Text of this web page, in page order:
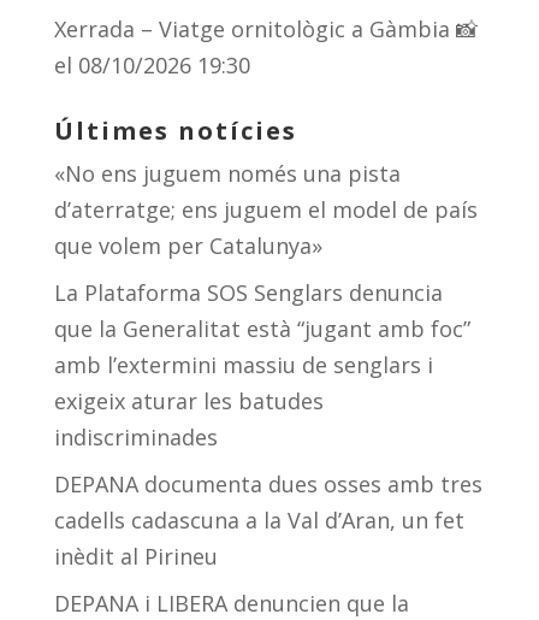
Xerrada – Viatge ornitològic a Gàmbia 📸
el 08/10/2026 19:30
Últimes notícies
«No ens juguem només una pista
d’aterratge; ens juguem el model de país
que volem per Catalunya»
La Plataforma SOS Senglars denuncia
que la Generalitat està “jugant amb foc”
amb l’extermini massiu de senglars i
exigeix aturar les batudes
indiscriminades
DEPANA documenta dues osses amb tres
cadells cadascuna a la Val d’Aran, un fet
inèdit al Pirineu
DEPANA i LIBERA denuncien que la